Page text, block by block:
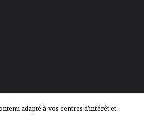
adapté à vos centres d'intérêt et